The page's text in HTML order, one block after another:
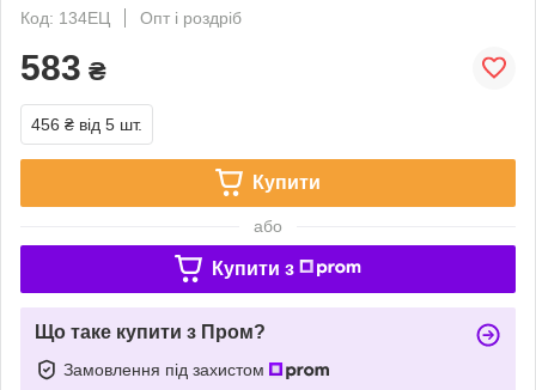
Код: 134ЕЦ
Опт і роздріб
583 ₴
456 ₴ від 5 шт.
Купити
або
Купити з
Що таке купити з Пром?
Замовлення під захистом